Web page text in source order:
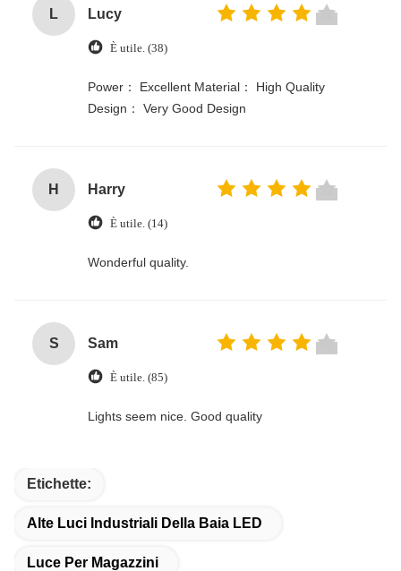
L Lucy
È utile. (38)
Power： Excellent Material： High Quality
Design： Very Good Design
H Harry
È utile. (14)
Wonderful quality.
S Sam
È utile. (85)
Lights seem nice. Good quality
Etichette:
Alte Luci Industriali Della Baia LED
Luce Per Magazzini